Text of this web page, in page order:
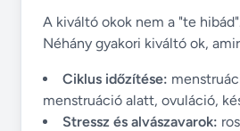
A kiváltó okok nem a "te
Néhány gyakori kiváltó ok,
Ciklus időzítése:
menstruáció alatt, ovuláció,
Stressz és alvászavarok: